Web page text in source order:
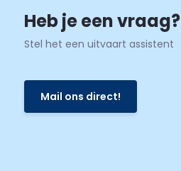
Heb je een vraag?
Stel het een uitvaart assistent
Mail ons direct!